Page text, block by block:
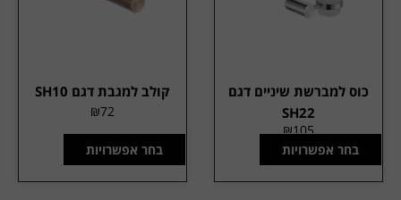
כוס למברשת שיניים דגם
SH22
₪105
בחר אפשרויות
קולב למגבת דגם SH10
₪72
בחר אפשרויות